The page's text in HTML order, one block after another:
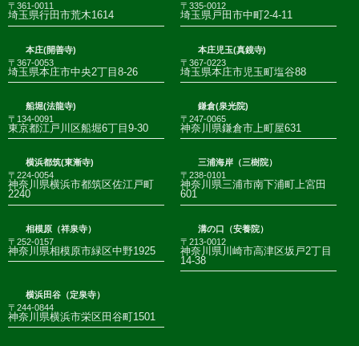
〒361-0011
埼玉県行田市荒木1614
〒335-0012
埼玉県戸田市中町2-4-11
本庄(開善寺)
〒367-0053
埼玉県本庄市中央2丁目8-26
本庄児玉(真鏡寺)
〒367-0223
埼玉県本庄市児玉町塩谷88
船堀(法龍寺)
〒134-0091
東京都江戸川区船堀6丁目9-30
鎌倉(泉光院)
〒247-0065
神奈川県鎌倉市上町屋631
横浜都筑(東漸寺)
〒224-0054
神奈川県横浜市都筑区佐江戸町
2240
三浦海岸（三樹院）
〒238-0101
神奈川県三浦市南下浦町上宮田
601
相模原（祥泉寺）
〒252-0157
神奈川県相模原市緑区中野1925
溝の口（安養院）
〒213-0012
神奈川県川崎市高津区坂戸2丁目
14-38
横浜田谷（定泉寺）
〒244-0844
神奈川県横浜市栄区田谷町1501